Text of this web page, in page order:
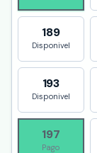
189
Disponivel
193
Disponivel
197
Pago